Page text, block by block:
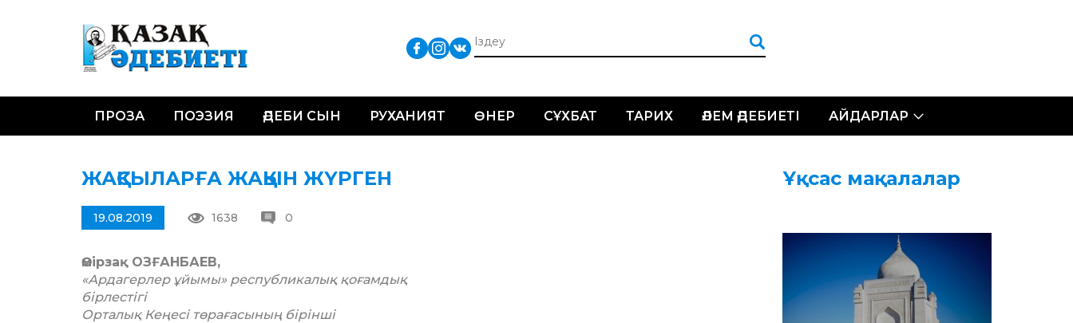
ПРОЗА ПОЭЗИЯ ӘДЕБИ СЫН РУХАНИЯТ ӨНЕР СҰХБАТ ТАРИХ ӘЛЕМ ӘДЕБИЕТІ АЙДАРЛАР
ЖАҚСЫЛАРҒА ЖАҚЫН ЖҮРГЕН
19.08.2019 1638 0
Өмірзақ ОЗҒАНБАЕВ,
«Ардагерлер ұйымы» республикалық қоғамдық
бірлестігі
Орталық Кеңесі төрағасының бірінші
Ұқсас мақалалар